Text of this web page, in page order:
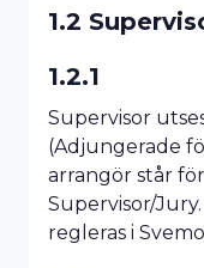
1.2
1.2.1
Supervisor
(Adjungerade
arrangör står
Supervisor/
regleras i